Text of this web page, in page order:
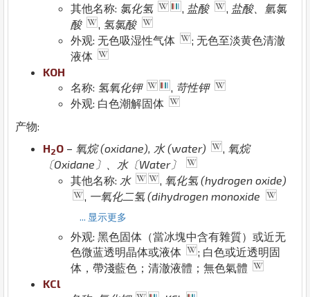
其他名称: 氯化氢 盐酸
盐酸、氫氯
酸
, 氢氯酸
外观: 无色吸湿性气体
; 无色至淡黄色清澈
液体
KOH
名称: 氢氧化钾 , 苛性钾
外观: 白色潮解固体
产物:
H2O – 氧烷 (oxidane), 水 (water) , 氧烷
〔Oxidane〕、水〔Water〕
其他名称: 水 , 氧化氢 (hydrogen oxide)
, 一氧化二氢 (dihydrogen monoxide
... 显示更多
外观: 黑色固体（當冰塊中含有雜質）或近无
色微蓝透明晶体或液体
; 白色或近透明固
体，帶淺藍色；清澈液體；無色氣體
KCl